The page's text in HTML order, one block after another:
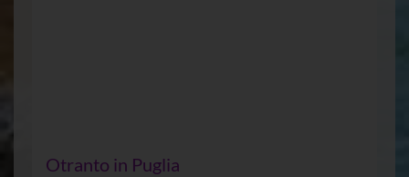
Otranto in Puglia